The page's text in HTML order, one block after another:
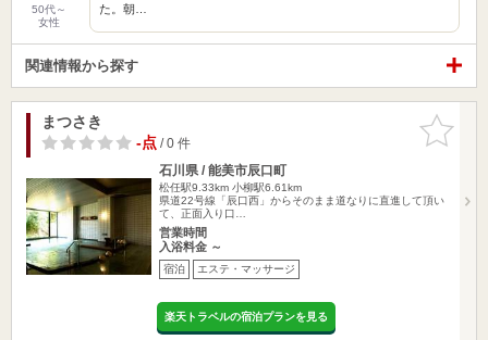
50代～
女性
た。朝…
関連情報から探す
お気に入
りに追加
まつさき
-点/ 0 件
石川県 / 能美市辰口町
松任駅9.33km 小柳駅6.61km
県道22号線「辰口西」からそのまま道なりに直進して頂い
て、正面入り口…
営業時間
入浴料金 ～
宿泊 エステ・マッサージ
楽天トラベルの宿泊プランを見る